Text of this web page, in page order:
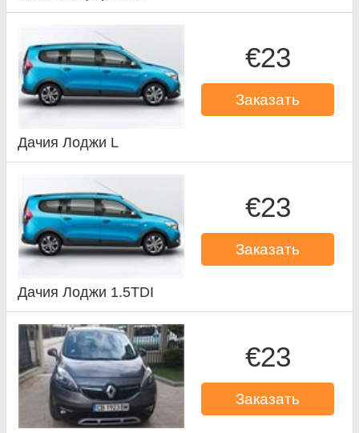
€23
Заказать
Дачия Лоджи L
€23
Заказать
Дачия Лоджи 1.5TDI
€23
Заказать